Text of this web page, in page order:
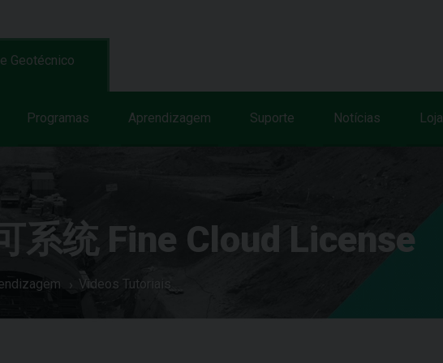
Geotécnico
Programas Aprendizagem Suporte Notícias Loja
系统 Fine Cloud License
Videos Tutoriais